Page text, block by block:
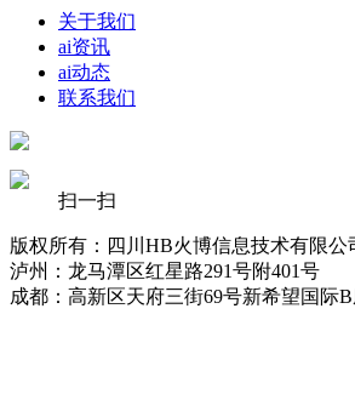
关于我们
ai资讯
ai动态
联系我们
扫一扫
版权所有：四川HB火博信息技术有限公
泸州：龙马潭区红星路291号附401号
成都：高新区天府三街69号新希望国际B